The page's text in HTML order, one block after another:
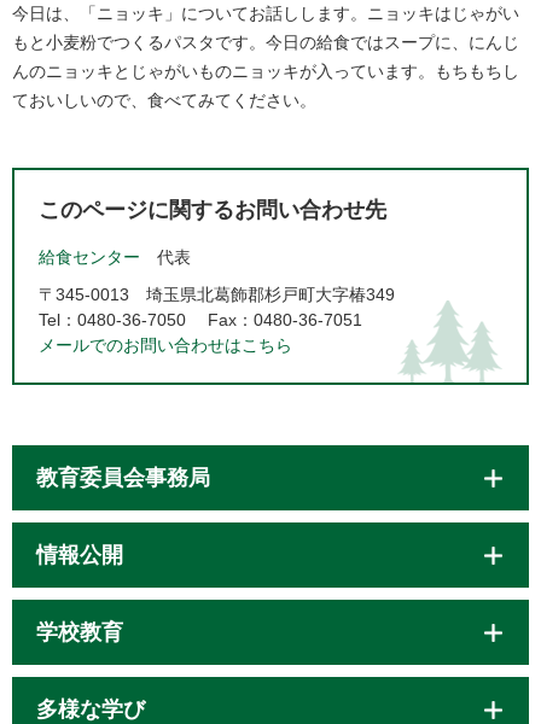
今日は、「ニョッキ」についてお話しします。ニョッキはじゃがい
もと小麦粉でつくるパスタです。今日の給食ではスープに、にんじ
んのニョッキとじゃがいものニョッキが入っています。もちもちし
ておいしいので、食べてみてください。​
このページに関するお問い合わせ先
給食センター
代表
〒345-0013
埼玉県北葛飾郡杉戸町大字椿349
Tel：0480-36-7050
Fax：0480-36-7051
メールでのお問い合わせはこちら
教育委員会事務局
情報公開
学校教育
多様な学び